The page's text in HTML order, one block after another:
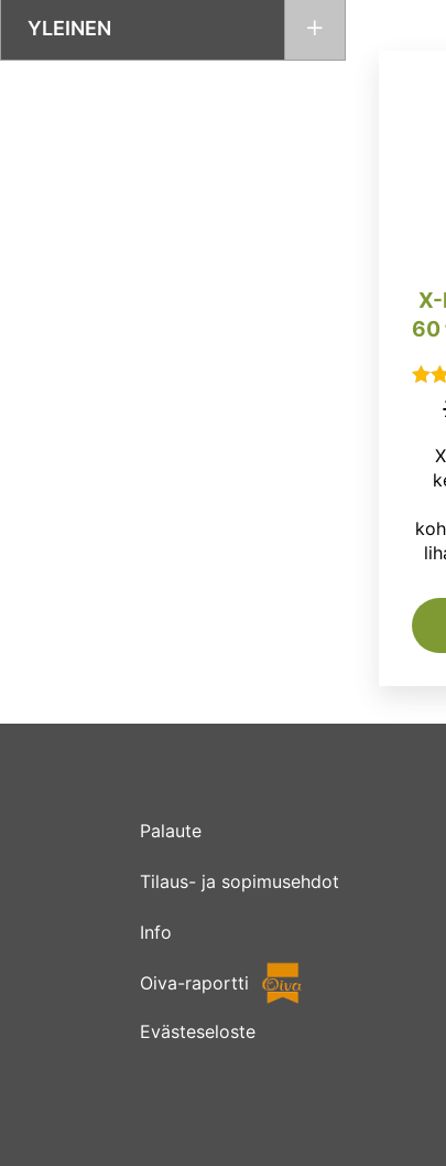
YLEINEN
2.00
/ 5
Palaute
Tilaus- ja sopimusehdot
Info
Oiva-raportti
Evästeseloste